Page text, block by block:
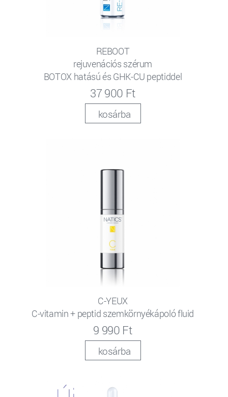
REBOOT
rejuvenációs szérum
BOTOX hatású és GHK-CU peptiddel
37 900 Ft
kosárba
C-YEUX
C-vitamin + peptid szemkörnyékápoló fluid
9 990 Ft
kosárba